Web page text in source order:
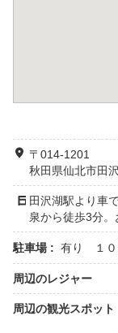
〒014-1201
秋田県仙北市田
田沢湖駅より車
泉から徒歩3分。
駐車場 : 有り １
周辺のレジャー
周辺の観光スポット